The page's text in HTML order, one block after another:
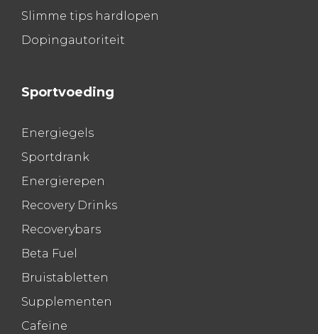
Slimme tips hardlopen
Dopingautoriteit
Sportvoeding
Energiegels
Sportdrank
Energierepen
Recovery Drinks
Recoverybars
Beta Fuel
Bruistabletten
Supplementen
Cafeïne